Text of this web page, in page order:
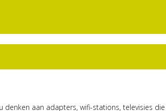
aan adapters, wifi-stations, televisies